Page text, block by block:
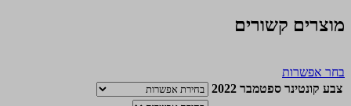
מוצרים קשורים
בחר אפשרות
זה
צבע קונטינר ספטמבר 2022